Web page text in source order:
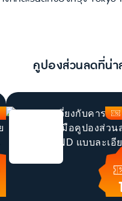
คูปองส่วนลดที่น่า